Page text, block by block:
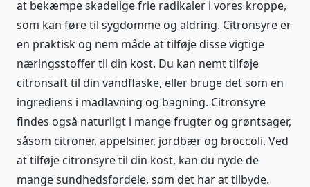
at bekæmpe skadelige frie radikaler i vores kroppe,
som kan føre til sygdomme og aldring. Citronsyre er
en praktisk og nem måde at tilføje disse vigtige
næringsstoffer til din kost. Du kan nemt tilføje
citronsaft til din vandflaske, eller bruge det som en
ingrediens i madlavning og bagning. Citronsyre
findes også naturligt i mange frugter og grøntsager,
såsom citroner, appelsiner, jordbær og broccoli. Ved
at tilføje citronsyre til din kost, kan du nyde de
mange sundhedsfordele, som det har at tilbyde.